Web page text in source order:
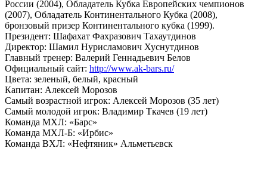
России (2004), Обладатель Кубка Европейских чемпионов
(2007), Обладатель Континентального Кубка (2008),
бронзовый призер Континентального кубка (1999).
Президент: Шафахат Фахразович Тахаутдинов
Директор: Шамил Нурисламович Хуснутдинов
Главный тренер: Валерий Геннадьевич Белов
Официальный сайт: http://www.ak-bars.ru/
Цвета: зеленый, белый, красный
Капитан: Алексей Морозов
Самый возрастной игрок: Алексей Морозов (35 лет)
Самый молодой игрок: Владимир Ткачев (19 лет)
Команда МХЛ: «Барс»
Команда МХЛ-Б: «Ирбис»
Команда ВХЛ: «Нефтяник» Альметьевск